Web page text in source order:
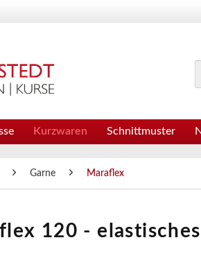
Kurzwaren Schnittmuster
Garne Maraflex
120 -